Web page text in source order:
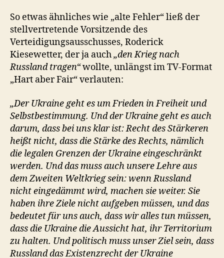
So etwas ähnliches wie „alte Fehler“ ließ der
stellvertretende Vorsitzende des
Verteidigungsausschusses, Roderick
Kiesewetter, der ja auch„den Krieg nach
Russland tragen“wollte, unlängst im TV-Format
„Hart aber Fair“ verlauten:
„Der Ukraine geht es um Frieden in Freiheit und
Selbstbestimmung. Und der Ukraine geht es auch
darum, dass bei uns klar ist: Recht des Stärkeren
heißt nicht, dass die Stärke des Rechts, nämlich
die legalen Grenzen der Ukraine eingeschränkt
werden. Und das muss auch unsere Lehre aus
dem Zweiten Weltkrieg sein: wenn Russland
nicht eingedämmt wird, machen sie weiter. Sie
haben ihre Ziele nicht aufgeben müssen, und das
bedeutet für uns auch, dass wir alles tun müssen,
dass die Ukraine die Aussicht hat, ihr Territorium
zu halten. Und politisch muss unser Ziel sein, dass
Russland das Existenzrecht der Ukraine